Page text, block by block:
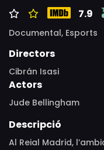
7.9
Documental, Esports
Directors
Cibrán Isasi
Actors
Jude Bellingham
Descripció
Al Reial Madrid,